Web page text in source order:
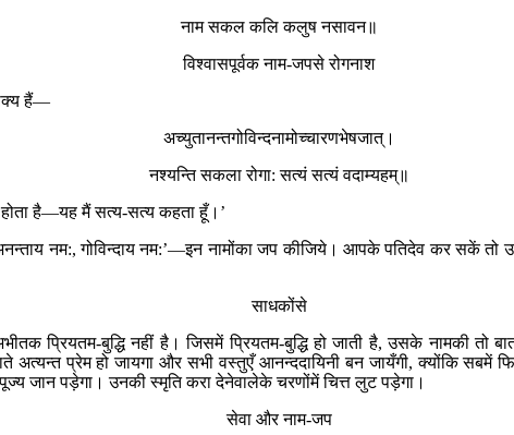
नाम सकल कलि कलुष नसावन॥
विश्वासपूर्वक नाम-जपसे रोगनाश
हैं—
अच्युतानन्तगोविन्दनामोच्चारणभेषजात्।
नश्यन्ति सकला रोगा: सत्यं सत्यं वदाम्यहम्॥
है—यह मैं सत्य-सत्य कहता हूँ।’
नम:, गोविन्दाय नम:’—इन नामोंका जप कीजिये। आपके पतिदेव कर सकें
साधकोंसे
प्रियतम-बुद्धि नहीं है। जिसमें प्रियतम-बुद्धि हो जाती है, उसके नामकी तो
अत्यन्त प्रेम हो जायगा और सभी वस्तुएँ आनन्ददायिनी बन जायँगी, क्योंकि
जान पड़ेगा। उनकी स्मृति करा देनेवालेके चरणोंमें चित्त लुट पड़ेगा।
सेवा और नाम-जप